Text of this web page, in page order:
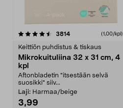
3814arvostelut (1,00/kpl)
Keittiön puhdistus & tiskaus
Mikrokuituliina 32 x 31 cm, 4
kpl
Aftonbladetin "itsestään selvä
suosikki" siiv...
Laji: Harmaa/beige
3,99
4.5viidestä